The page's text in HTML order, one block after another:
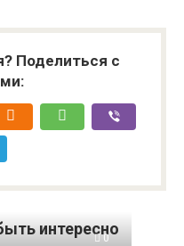
Поделиться с
интересно
0